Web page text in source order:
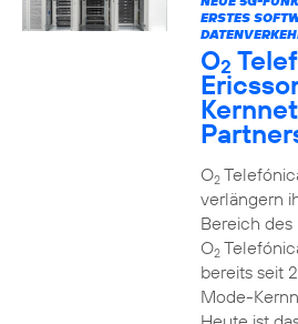
ERSTES
O2
O2
verlängern
Bereich
O2
bereits seit
Mode-